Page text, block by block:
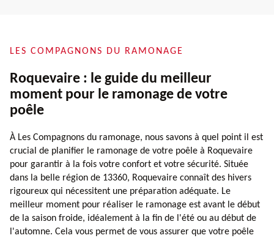
LES COMPAGNONS DU RAMONAGE
Roquevaire : le guide du meilleur
moment pour le ramonage de votre
poêle
À Les Compagnons du ramonage, nous savons à quel point il est
crucial de planifier le ramonage de votre poêle à Roquevaire
pour garantir à la fois votre confort et votre sécurité. Située
dans la belle région de 13360, Roquevaire connaît des hivers
rigoureux qui nécessitent une préparation adéquate. Le
meilleur moment pour réaliser le ramonage est avant le début
de la saison froide, idéalement à la fin de l'été ou au début de
l'automne. Cela vous permet de vous assurer que votre poêle